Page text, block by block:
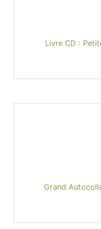
Livre CD :
Grand